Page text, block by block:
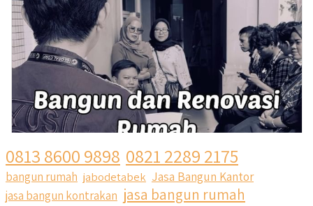
0813 8600 9898 0821 2289 2175
bangun rumah jabodetabek Jasa Bangun Kantor
jasa bangun kontrakan jasa bangun rumah